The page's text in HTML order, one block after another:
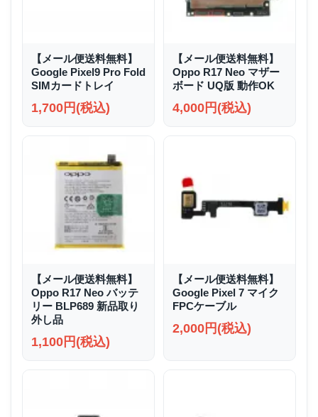
【メール便送料無料】
Google Pixel9 Pro Fold
SIMカードトレイ
1,700円(税込)
【メール便送料無料】
Oppo R17 Neo マザー
ボード UQ版 動作OK
4,000円(税込)
【メール便送料無料】
Oppo R17 Neo バッテ
リー BLP689 新品取り
外し品
1,100円(税込)
【メール便送料無料】
Google Pixel 7 マイク
FPCケーブル
2,000円(税込)